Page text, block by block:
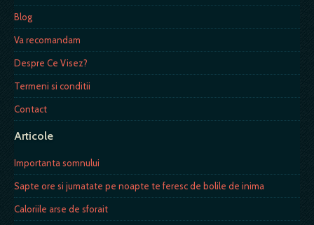
Blog
Va recomandam
Despre Ce Visez?
Termeni si conditii
Contact
Articole
Importanta somnului
Sapte ore si jumatate pe noapte te feresc de bolile de inima
Caloriile arse de sforait